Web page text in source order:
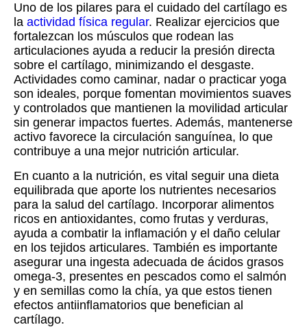
Uno de los pilares para el cuidado del cartílago es
la actividad física regular. Realizar ejercicios que
fortalezcan los músculos que rodean las
articulaciones ayuda a reducir la presión directa
sobre el cartílago, minimizando el desgaste.
Actividades como caminar, nadar o practicar yoga
son ideales, porque fomentan movimientos suaves
y controlados que mantienen la movilidad articular
sin generar impactos fuertes. Además, mantenerse
activo favorece la circulación sanguínea, lo que
contribuye a una mejor nutrición articular.
En cuanto a la nutrición, es vital seguir una dieta
equilibrada que aporte los nutrientes necesarios
para la salud del cartílago. Incorporar alimentos
ricos en antioxidantes, como frutas y verduras,
ayuda a combatir la inflamación y el daño celular
en los tejidos articulares. También es importante
asegurar una ingesta adecuada de ácidos grasos
omega-3, presentes en pescados como el salmón
y en semillas como la chía, ya que estos tienen
efectos antiinflamatorios que benefician al
cartílago.